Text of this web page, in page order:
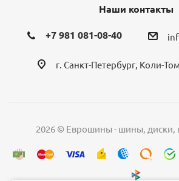
Наши контакты
+7 981 081-08-40
г. Санкт-Петербург, Коли-
2026 © Еврошины - шины,